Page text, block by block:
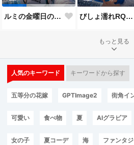
ルミの金曜日のチアガール びしょ濡れRQなアストラ
もっと見る
人気のキーワード キーワードから探す
五等分の花嫁 GPTImage2 街角イ
可愛い 食べ物 夏 AIグラビア
女の子 夏コーデ 海 ファンタ